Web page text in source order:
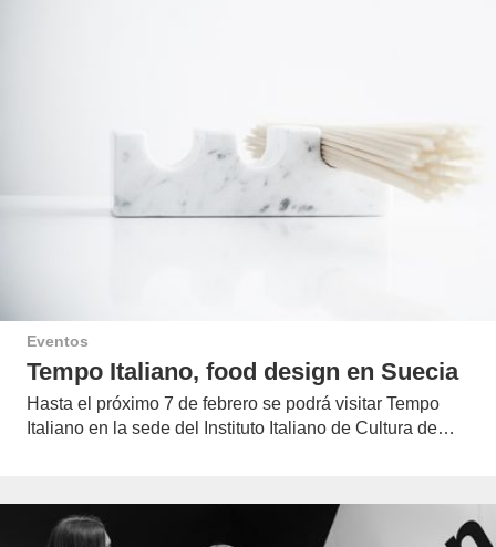
Eventos
Tempo Italiano, food design en Suecia
Hasta el próximo 7 de febrero se podrá visitar Tempo
Italiano en la sede del Instituto Italiano de Cultura de…